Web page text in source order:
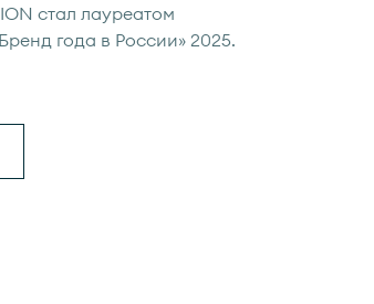
стал лауреатом
года в России» 2025.